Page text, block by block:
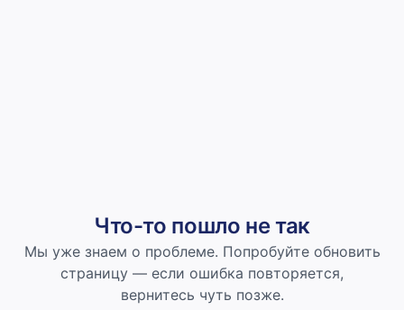
Что-то пошло не так
Мы уже знаем о проблеме. Попробуйте обновить
страницу — если ошибка повторяется,
вернитесь чуть позже.